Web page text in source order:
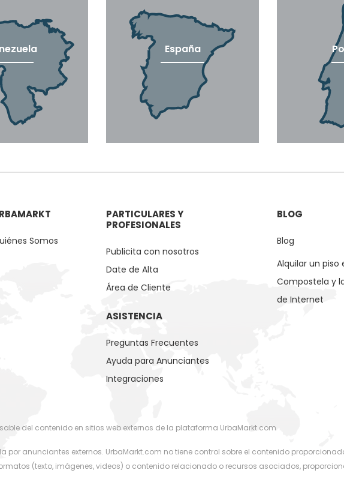
España
Somos
PARTICULARES Y
PROFESIONALES
Publicita con nosotros
Date de Alta
Área de Cliente
ASISTENCIA
Preguntas Frecuentes
Ayuda para Anunciantes
Integraciones
BLOG
Blog
Alquilar un piso
Compostela y
de Internet
del contenido en sitios web externos de la plataforma UrbaMarkt.com
por anunciantes externos. UrbaMarkt.com no tiene control sobre el contenido
(texto, imágenes, videos) o contenido relacionado o recursos asociados,